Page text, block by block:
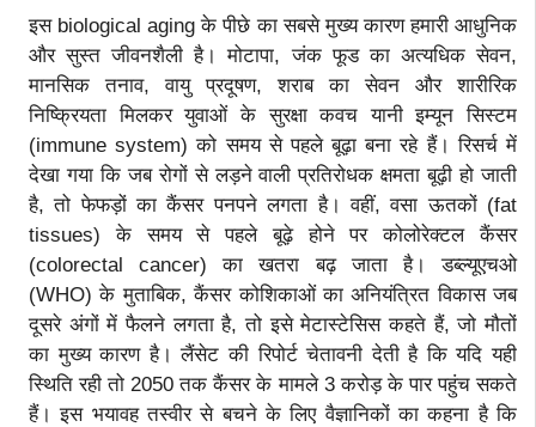
इस biological aging के पीछे का सबसे मुख्य कारण हमारी आधुनिक
और सुस्त जीवनशैली है। मोटापा, जंक फूड का अत्यधिक सेवन,
मानसिक तनाव, वायु प्रदूषण, शराब का सेवन और शारीरिक
निष्क्रियता मिलकर युवाओं के सुरक्षा कवच यानी इम्यून सिस्टम
(immune system) को समय से पहले बूढ़ा बना रहे हैं। रिसर्च में
देखा गया कि जब रोगों से लड़ने वाली प्रतिरोधक क्षमता बूढ़ी हो जाती
है, तो फेफड़ों का कैंसर पनपने लगता है। वहीं, वसा ऊतकों (fat
tissues) के समय से पहले बूढ़े होने पर कोलोरेक्टल कैंसर
(colorectal cancer) का खतरा बढ़ जाता है। डब्ल्यूएचओ
(WHO) के मुताबिक, कैंसर कोशिकाओं का अनियंत्रित विकास जब
दूसरे अंगों में फैलने लगता है, तो इसे मेटास्टेसिस कहते हैं, जो मौतों
का मुख्य कारण है। लैंसेट की रिपोर्ट चेतावनी देती है कि यदि यही
स्थिति रही तो 2050 तक कैंसर के मामले 3 करोड़ के पार पहुंच सकते
हैं। इस भयावह तस्वीर से बचने के लिए वैज्ञानिकों का कहना है कि